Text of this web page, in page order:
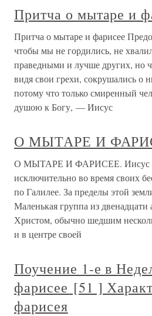
Притча о мытаре и
Притча о мытаре и фарисее
чтобы мы не гордились, не
праведными и лучше других, но
видя свои грехи, сокрушались о
потому что только смиренный
душою к Богу, — Иисус
О МЫТАРЕ И
О МЫТАРЕ И ФАРИСЕЕ. Иисус
исключительно во время своих
по Галилее. За пределы этой
Маленькая группа из двенадцати
Христом, обычно шедшим
и в центре своей
Поучение 1-е в
фарисее [51 ]
фарисея